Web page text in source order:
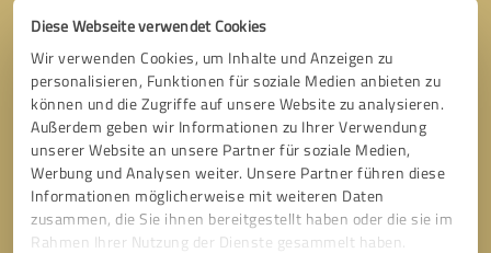
Diese Webseite verwendet Cookies
Wir verwenden Cookies, um Inhalte und Anzeigen zu
personalisieren, Funktionen für soziale Medien anbieten zu
können und die Zugriffe auf unsere Website zu analysieren.
Außerdem geben wir Informationen zu Ihrer Verwendung
unserer Website an unsere Partner für soziale Medien,
Werbung und Analysen weiter. Unsere Partner führen diese
Informationen möglicherweise mit weiteren Daten
zusammen, die Sie ihnen bereitgestellt haben oder die sie im
Rahmen Ihrer Nutzung der Dienste gesammelt haben.